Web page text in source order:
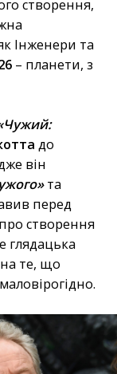
створення,
Інженери та
– планети, з
до
він
та
перед
створення
глядацька
те, що